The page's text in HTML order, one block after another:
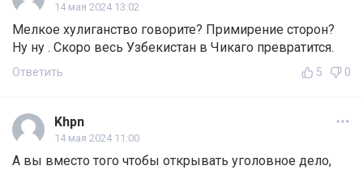
14 мая 2024 13:02
Мелкое хулиганство говорите? Примирение сторон?
Ну ну . Скоро весь Узбекистан в Чикаго превратится.
Ответить 5 0
Khpn
14 мая 2024 11:00
А вы вместо того чтобы открывать уголовное дело,